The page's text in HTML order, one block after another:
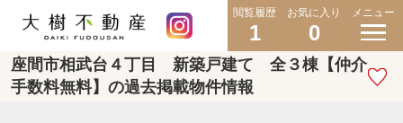
閲覧履歴
1
お気に入り
0
メニュー
座間市相武台４丁目 新築戸建て 全３棟【仲介
手数料無料】の過去掲載物件情報